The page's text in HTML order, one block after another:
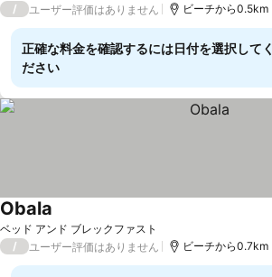
/ ユーザー評価はありません ビーチから0.5km
正確な料金を確認するには日付を選択してく
ださい
ベッド アンド ブレックファスト
Obala
/ ユーザー評価はありません ビーチから0.7km